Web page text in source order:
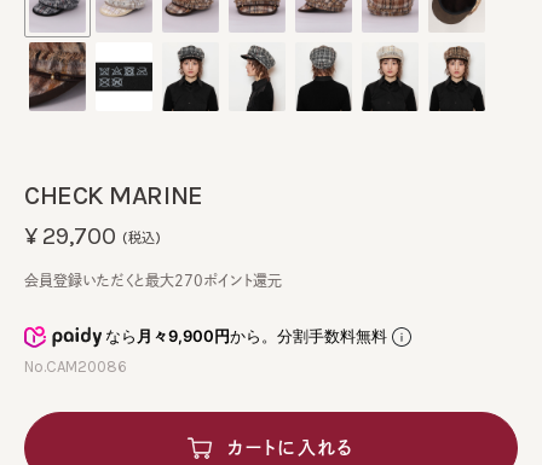
CHECK MARINE
なら月々9,900円から。分割手数料無料
No.CAM20086
¥29,700 (税込)
会員登録いただくと最大270ポイント還元
カートに入れる